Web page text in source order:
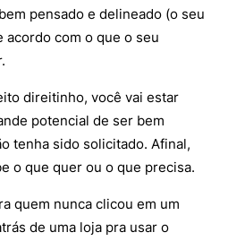
pensado e delineado (o seu
com o que o seu
direitinho, você vai estar
potencial de ser bem
tenha sido solicitado. Afinal,
o que quer ou o que precisa.
quem nunca clicou em um
de uma loja pra usar o